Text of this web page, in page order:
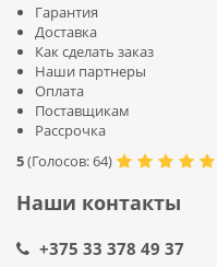
Гарантия
Доставка
Как сделать заказ
Наши партнеры
Оплата
Поставщикам
Рассрочка
5(Голосов:64)
Наши контакты
+375 33 378 49 37